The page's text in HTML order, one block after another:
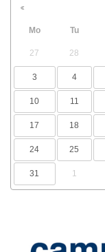
Mo Tu
27 28
3 4
10 11
17 18
24 25
31 1